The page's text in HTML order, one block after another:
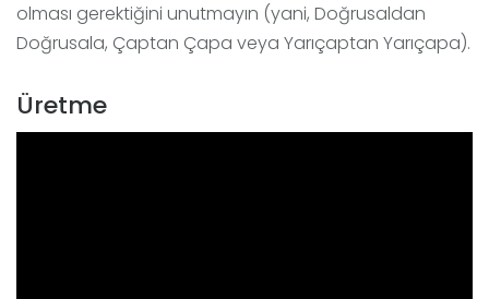
olması gerektiğini unutmayın (yani, Doğrusaldan
Doğrusala, Çaptan Çapa veya Yarıçaptan Yarıçapa).
Üretme